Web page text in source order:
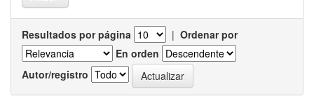
Resultados por página | Ordenar por
En orden
Autor/registro